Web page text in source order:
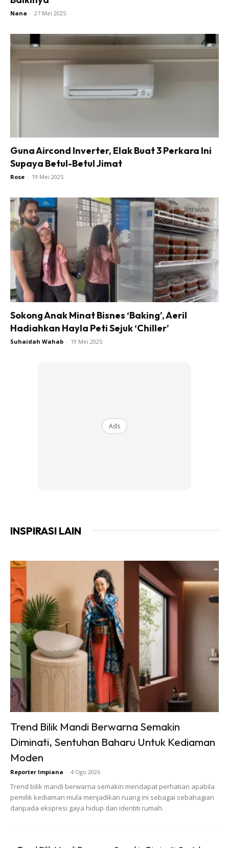
Nana - 27 Mei 2025
Guna Aircond Inverter, Elak Buat 3 Perkara Ini
Supaya Betul-Betul Jimat
Rose - 19 Mei 2025
Sokong Anak Minat Bisnes ‘Baking’, Aeril
Hadiahkan Hayla Peti Sejuk ‘Chiller’
Suhaidah Wahab - 19 Mei 2025
Ads
INSPIRASI LAIN
Trend Bilik Mandi Berwarna Semakin
Diminati, Sentuhan Baharu Untuk Kediaman
Moden
Reporter Impiana - 4 Ogo 2026
Trend bilik mandi berwarna semakin mendapat perhatian apabila
pemilik kediaman mula menjadikan ruang ini sebagai sebahagian
daripada ekspresi gaya hidup dan identiti rumah.